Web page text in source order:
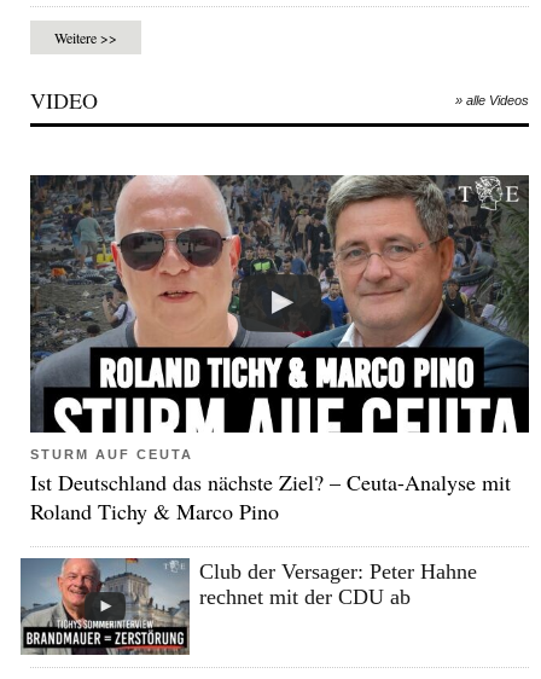
Weitere >>
VIDEO » alle Videos
STURM AUF CEUTA
Ist Deutschland das nächste Ziel? – Ceuta-Analyse mit
Roland Tichy & Marco Pino
Club der Versager: Peter Hahne
rechnet mit der CDU ab